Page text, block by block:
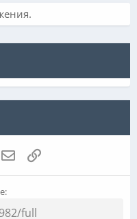
Электронная почта
Ссылка